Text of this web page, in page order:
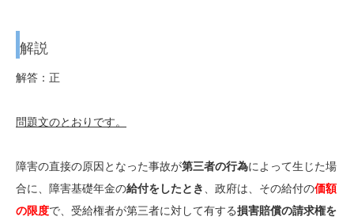
解説
解答：正
問題文のとおりです。
障害の直接の原因となった事故が第三者の行為によって生じた場
合に、障害基礎年金の給付をしたとき 、政府は、その給付の価額
の限度で、受給権者が第三者に対して有する損害賠償の請求権を